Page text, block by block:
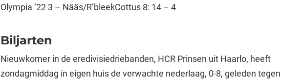
Olympia ’22 3 – Nääs/R’bleekCottus 8: 14 – 4
Biljarten
Nieuwkomer in de eredivisiedriebanden, HCR Prinsen uit Haarlo, heeft
zondagmiddag in eigen huis de verwachte nederlaag, 0-8, geleden